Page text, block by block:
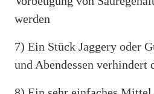
werden
7) Ein Stück Jaggery oder
und Abendessen verhindert